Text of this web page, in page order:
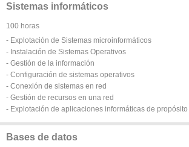
Sistemas informáticos
100 horas
- Explotación de Sistemas microinformáticos
- Instalación de Sistemas Operativos
- Gestión de la información
- Configuración de sistemas operativos
- Conexión de sistemas en red
- Gestión de recursos en una red
- Explotación de aplicaciones informáticas de
Bases de datos